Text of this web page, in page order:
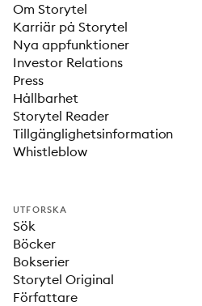
Om Storytel
Karriär på Storytel
Nya appfunktioner
Investor Relations
Press
Hållbarhet
Storytel Reader
Tillgänglighetsinformation
Whistleblow
UTFORSKA
Sök
Böcker
Bokserier
Storytel Original
Författare